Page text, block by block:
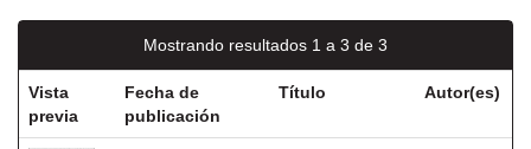
Mostrando resultados 1 a 3 de 3
Vista
previa
Fecha de
publicación
Título Autor(es)